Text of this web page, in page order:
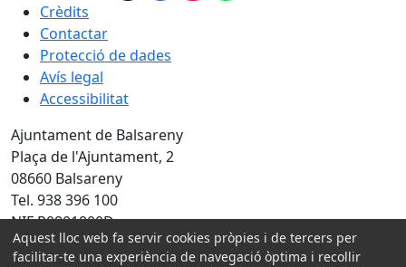
Crèdits
Contactar
Protecció de dades
Avís legal
Accessibilitat
Ajuntament de Balsareny
Plaça de l'Ajuntament, 2
08660 Balsareny
Tel. 938 396 100
NIF P0801800D
Amb la col·laboració de:
Aquest lloc web fa servir cookies pròpies i de tercers per
facilitar-te una experiència de navegació òptima i recollir